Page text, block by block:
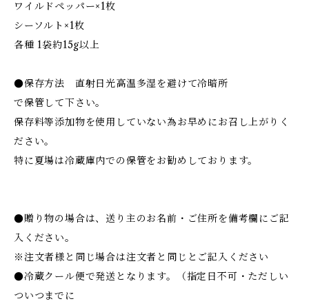
ワイルドペッパー×1枚
シーソルト×1枚
各種 1袋約15g以上
●保存方法 直射日光高温多湿を避けて冷暗所
で保管して下さい。
保存料等添加物を使用していない為お早めにお召し上がりく
ださい。
特に夏場は冷蔵庫内での保管をお勧めしております。
●贈り物の場合は、送り主のお名前・ご住所を備考欄にご記
入ください。
※注文者様と同じ場合は注文者と同じとご記入ください
●冷蔵クール便で発送となります。（指定日不可・ただしい
ついつまでに